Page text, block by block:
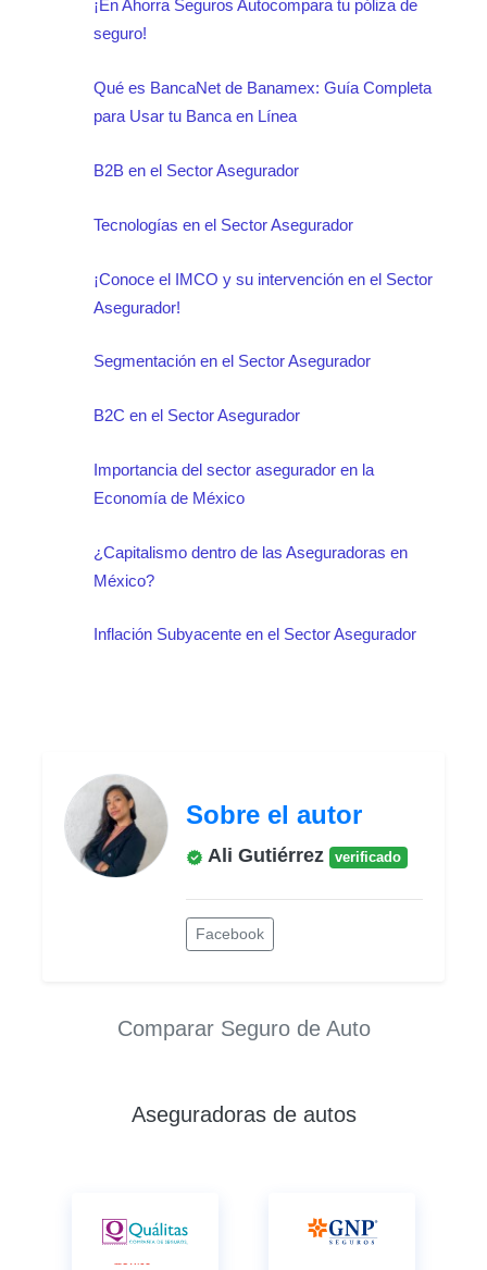
¡En Ahorra Seguros Autocompara tu póliza de
seguro!
Qué es BancaNet de Banamex: Guía Completa
para Usar tu Banca en Línea
B2B en el Sector Asegurador
Tecnologías en el Sector Asegurador
¡Conoce el IMCO y su intervención en el Sector
Asegurador!
Segmentación en el Sector Asegurador
B2C en el Sector Asegurador
Importancia del sector asegurador en la
Economía de México
¿Capitalismo dentro de las Aseguradoras en
México?
Inflación Subyacente en el Sector Asegurador
Sobre el autor
Ali Gutiérrez verificado
Facebook
Comparar Seguro de Auto
Aseguradoras de autos